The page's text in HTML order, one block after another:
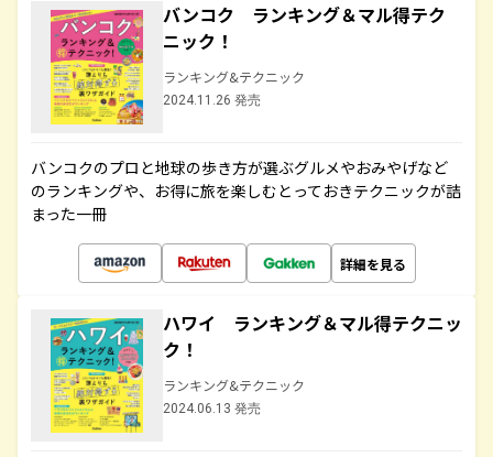
バンコク ランキング＆マル得テク
ニック！
ランキング&テクニック
2024.11.26 発売
バンコクのプロと地球の歩き方が選ぶグルメやおみやげなど
のランキングや、お得に旅を楽しむとっておきテクニックが詰
まった一冊
詳細を見る
ハワイ ランキング＆マル得テクニッ
ク！
ランキング&テクニック
2024.06.13 発売